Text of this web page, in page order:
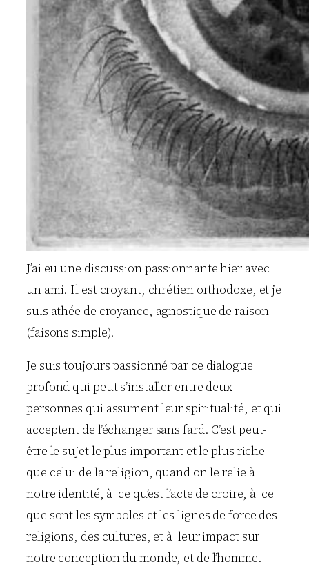
J’ai eu une discussion passionnante hier avec
un ami. Il est croyant, chrétien orthodoxe, et je
suis athée de croyance, agnostique de raison
(faisons simple).
Je suis toujours passionné par ce dialogue
profond qui peut s’installer entre deux
personnes qui assument leur spiritualité, et qui
acceptent de l’échanger sans fard. C’est peut-
être le sujet le plus important et le plus riche
que celui de la religion, quand on le relie à
notre identité, à ce qu’est l’acte de croire, à ce
que sont les symboles et les lignes de force des
religions, des cultures, et à leur impact sur
notre conception du monde, et de l’homme.